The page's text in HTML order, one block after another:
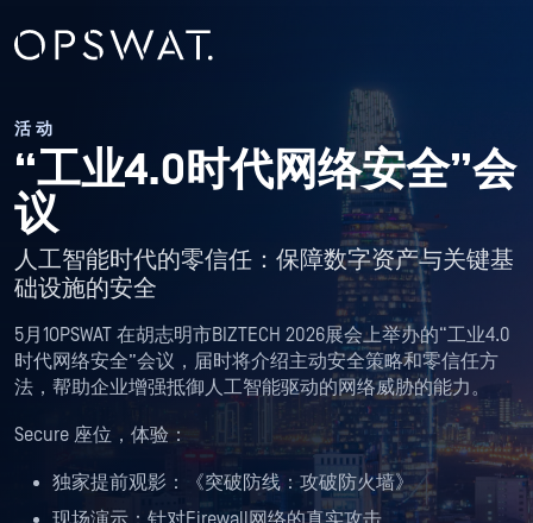
活动
“工业4.0时代网络安全”会
议
人工智能时代的零信任：保障数字资产与关键基
础设施的安全
5月1OPSWAT 在胡志明市BIZTECH 2026展会上举办的“工业4.0
时代网络安全”会议，届时将介绍主动安全策略和零信任方
法，帮助企业增强抵御人工智能驱动的网络威胁的能力。
Secure 座位，体验：
独家提前观影：《突破防线：攻破防火墙》